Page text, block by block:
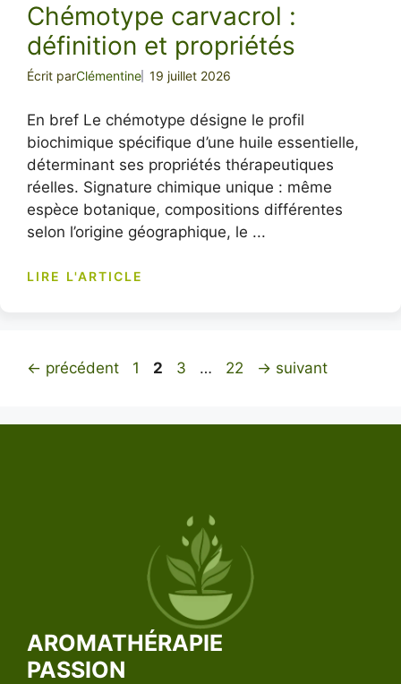
Chémotype carvacrol :
définition et propriétés
Écrit parClémentine 19 juillet 2026
En bref Le chémotype désigne le profil
biochimique spécifique d’une huile essentielle,
déterminant ses propriétés thérapeutiques
réelles. Signature chimique unique : même
espèce botanique, compositions différentes
selon l’origine géographique, le ...
LIRE L'ARTICLE
← précédent Page
1 Page
2 Page
3 … Page
22 → suivant
AROMATHÉRAPIE
PASSION